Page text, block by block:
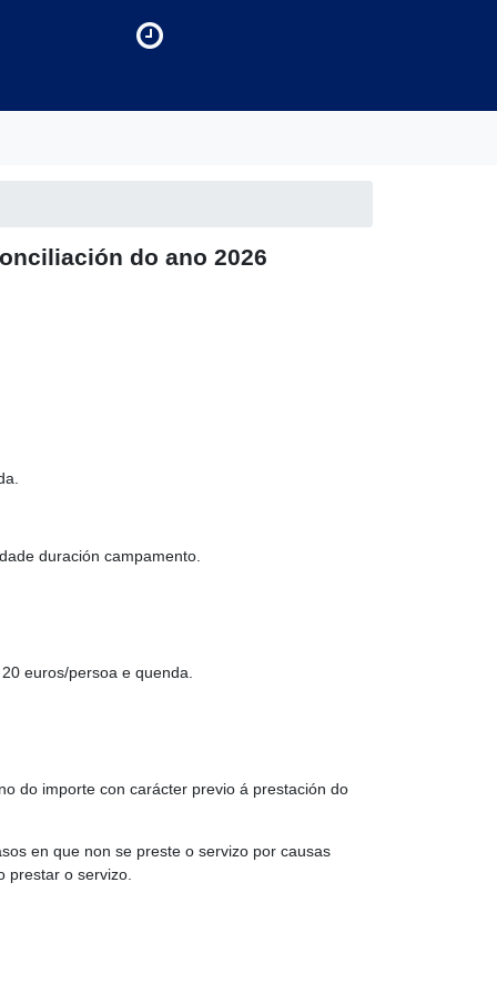
do ano 2026
duración campamento.
euros/persoa e quenda.
do importe con carácter previo á prestación do
en que non se preste o servizo por causas
prestar o servizo.